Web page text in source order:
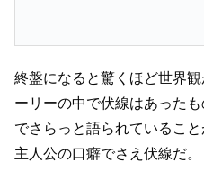
終盤になると驚くほど世界観
ーリーの中で伏線はあったも
でさらっと語られていること
主人公の口癖でさえ伏線だ。